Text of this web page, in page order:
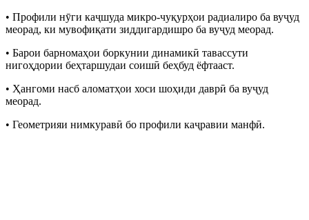
• Профили нӯги каҷшуда микро-чуқурҳои радиалиро ба вуҷуд
меорад, ки мувофиқати зиддигардишро ба вуҷуд меорад.
• Барои барномаҳои боркунии динамикӣ тавассути
нигоҳдории беҳтаршудаи соишӣ беҳбуд ёфтааст.
• Ҳангоми насб аломатҳои хоси шоҳиди даврӣ ба вуҷуд
меорад.
• Геометрияи нимкуравӣ бо профили каҷравии манфӣ.